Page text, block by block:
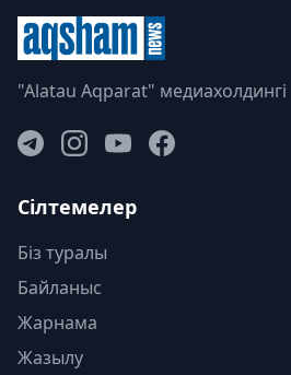
"Alatau Aqparat" медиахолдингі
Сілтемелер
Біз туралы
Байланыс
Жарнама
Жазылу